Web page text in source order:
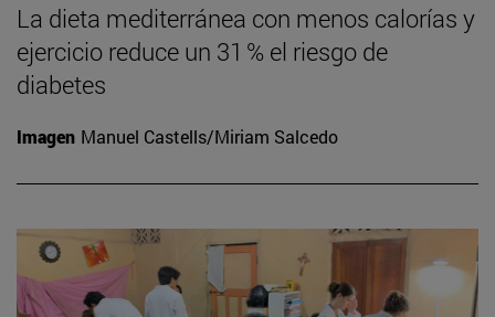
La dieta mediterránea con menos calorías y
ejercicio reduce un 31 % el riesgo de
diabetes
Imagen Manuel Castells/Miriam Salcedo